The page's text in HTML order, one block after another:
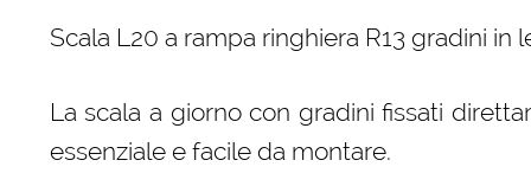
Scala L20 a rampa ringhiera R13 gradini in
La scala a giorno con gradini fissati
essenziale e facile da montare.